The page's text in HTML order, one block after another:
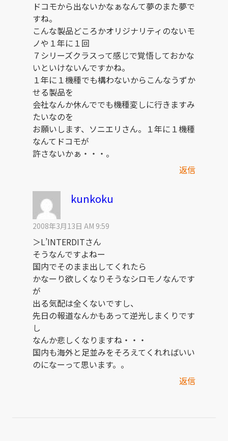
ドコモから出ないかなぁなんて夢のまた夢で
すね。
こんな製品どころかオリジナリティのないモ
ノや１年に１回
７シリーズクラスって感じで覚悟しておかな
いといけないんですかね。
１年に１機種でも構わないからこんなうずか
せる製品を
会社なんか休んででも機種変しに行きますみ
たいなのを
お願いします、ソニエリさん。１年に１機種
なんてドコモが
許さないかぁ・・・。
返信
kunkoku
2008年3月13日 AM 9:59
＞L’INTERDITさん
そうなんですよねー
国内でそのまま出してくれたら
かなーり欲しくなりそうなシロモノなんです
が
出る気配は全くないですし、
先日の報道なんかもあって逆光しまくりです
し
なんか悲しくなりますね・・・
国内も海外と足並みをそろえてくれればいい
のになーって思います。。
返信